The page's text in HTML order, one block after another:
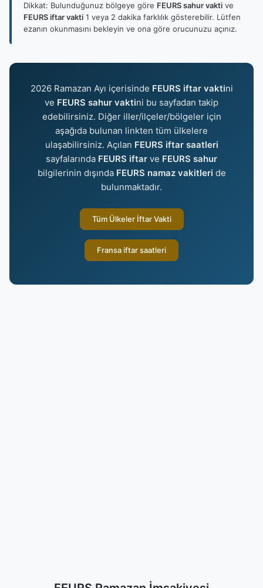
Dikkat: Bulunduğunuz bölgeye göre FEURS sahur vakti ve
FEURS iftar vakti 1 veya 2 dakika farklılık gösterebilir. Lütfen
ezanın okunmasını bekleyin ve ona göre orucunuzu açınız.
2026 Ramazan Ayı içerisinde FEURS iftar vaktini
ve FEURS sahur vaktini bu sayfadan takip
edebilirsiniz. Diğer iller/ilçeler/bölgeler için
aşağıda bulunan linkten tüm ülkelere
ulaşabilirsiniz. Açılan FEURS iftar saatleri
sayfalarında FEURS iftar ve FEURS sahur
bilgilerinin dışında FEURS namaz vakitleri de
bulunmaktadır.
Tüm Ülkeler İftar Vakti
Fransa iftar saatleri